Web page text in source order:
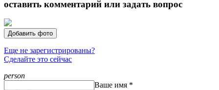
оставить комментарий или задать вопрос
Добавить фото
Еще не зарегистрированы?
Сделайте это сейчас
person
Ваше имя *